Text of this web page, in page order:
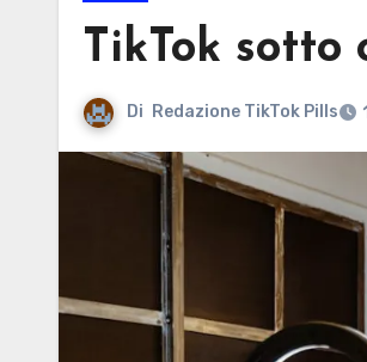
TikTok sotto
Di Redazione TikTok Pills